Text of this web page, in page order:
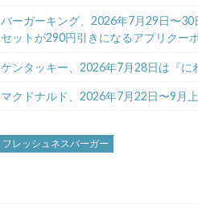
バーガーキング、2026年7月29日〜
セットが290円引きになるアプリクー
ケンタッキー、2026年7月28日は『
マクドナルド、2026年7月22日〜9月
フレッシュネスバーガー